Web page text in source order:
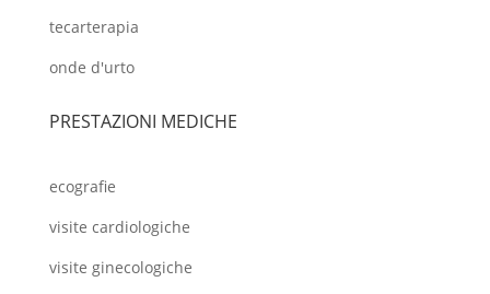
tecarterapia
onde d'urto
PRESTAZIONI MEDICHE
ecografie
visite cardiologiche
visite ginecologiche